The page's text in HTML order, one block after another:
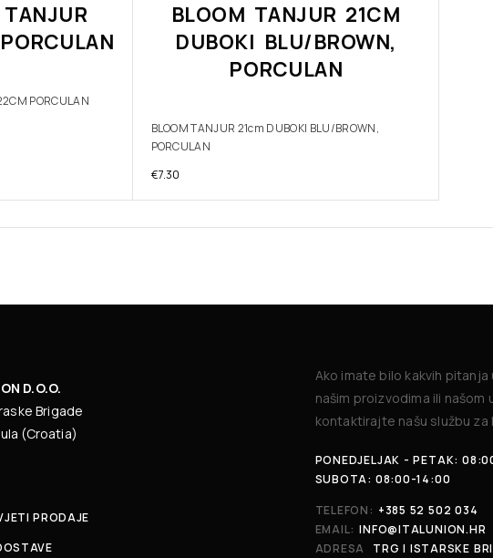
PORCULAN
BLOOM TANJUR 21CM
DUBOKI BLU/BROWN,
PORCULAN
BLOOM TANJUR 21cm DUBOKI BLU/BROWN,
PORCULAN
€7.30
D.O.O.
Brigade
(Croatia)
PRODAJE
Ako imate bilo kakvih
našim proizvodima ili našom
kontaktirajte našu službu za
PONEDJELJAK - PETAK:
SUBOTA: 08:00-14:00
TELEFON: +385 52 502 034
EMAIL: INFO@ITALUNION.HR
ADRESA
TRG I ISTARSKE